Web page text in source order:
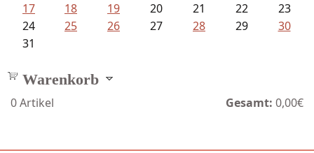
17
18 19 20 21 22
23
24
25 26 27 28 29
30
31
Warenkorb
0Artikel Gesamt: 0,00€